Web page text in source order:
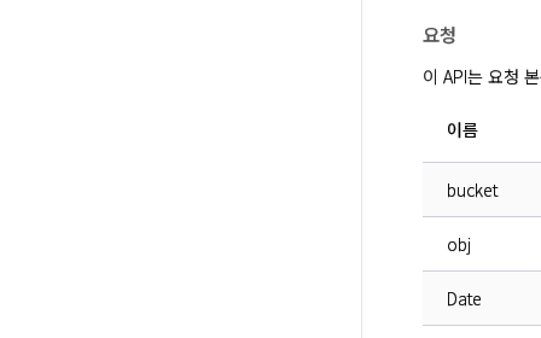
요청
이 API는 요청
이름
bucket
obj
Date